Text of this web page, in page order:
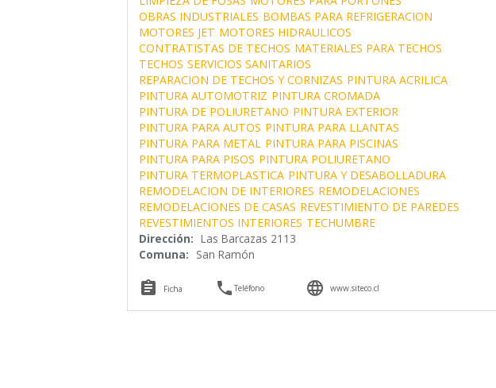
OBRAS INDUSTRIALES BOMBAS PARA REFRIGERACION
MOTORES JET MOTORES HIDRAULICOS
CONTRATISTAS DE TECHOS MATERIALES PARA TECHOS
TECHOS SERVICIOS SANITARIOS
REPARACION DE TECHOS Y CORNIZAS PINTURA ACRILICA
PINTURA AUTOMOTRIZ PINTURA CROMADA
PINTURA DE POLIURETANO PINTURA EXTERIOR
PINTURA PARA AUTOS PINTURA PARA LLANTAS
PINTURA PARA METAL PINTURA PARA PISCINAS
PINTURA PARA PISOS PINTURA POLIURETANO
PINTURA TERMOPLASTICA PINTURA Y DESABOLLADURA
REMODELACION DE INTERIORES REMODELACIONES
REMODELACIONES DE CASAS REVESTIMIENTO DE PAREDES
REVESTIMIENTOS INTERIORES TECHUMBRE
Dirección: Las Barcazas 2113
Comuna: San Ramón
 Ficha Teléfono  www.siteco.cl